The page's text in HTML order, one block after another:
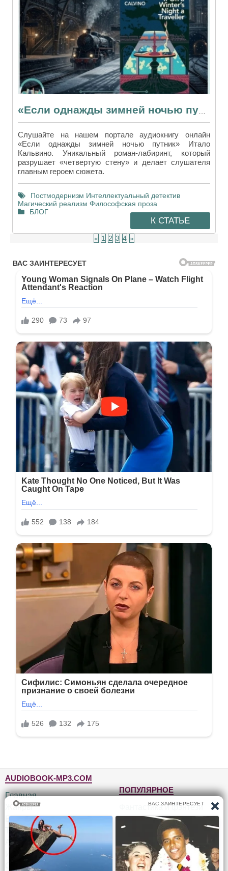
Слушайте на нашем портале аудиокнигу онлайн
«Если однажды зимней ночью путник» Итало
Кальвино. Уникальный роман-лабиринт, который
разрушает «четвертую стену» и делает слушателя
главным героем сюжета.
Постмодернизм Интеллектуальный детектив
Магический реализм Философская проза
БЛОГ
К СТАТЬЕ
« 1 2 3 4 »
AUDIOBOOK-MP3.COM
Главная
Жанры
Блог
Топ-100
Авторы
Исполнители
Обратная связь
ПОПУЛЯРНОЕ
Фантастика и фэнтези
Детективы, триллеры
Для детей
Роман, проза
Приключения
Юмор, сатира